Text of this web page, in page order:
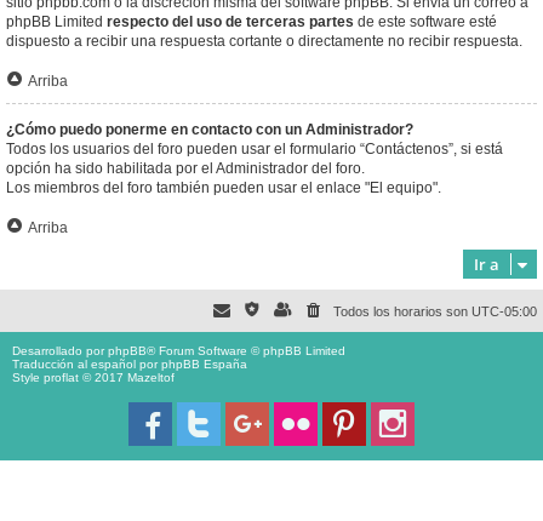
phpBB Limited respecto del uso de terceras partes de este software esté
dispuesto a recibir una respuesta cortante o directamente no recibir respuesta.
Arriba
¿Cómo puedo ponerme en contacto con un Administrador?
Todos los usuarios del foro pueden usar el formulario “Contáctenos”, si está
opción ha sido habilitada por el Administrador del foro.
Los miembros del foro también pueden usar el enlace "El equipo".
Arriba
Ir a
Todos los horarios son UTC-05:00
Desarrollado porphpBB® Forum Software © phpBB Limited
Traducción al español porphpBB España
Style proflat © 2017 Mazeltof